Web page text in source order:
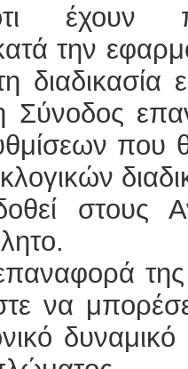
έχουν
την
διαδικασία
που
στους
επαναφορά
να